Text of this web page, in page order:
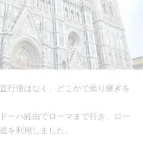
行便はなく、どこかで乗り継ぎを
ーハ経由でローマまで行き、ロー
を利用しました。